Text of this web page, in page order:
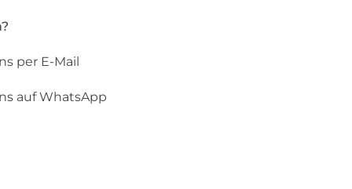
per E-Mail
auf WhatsApp